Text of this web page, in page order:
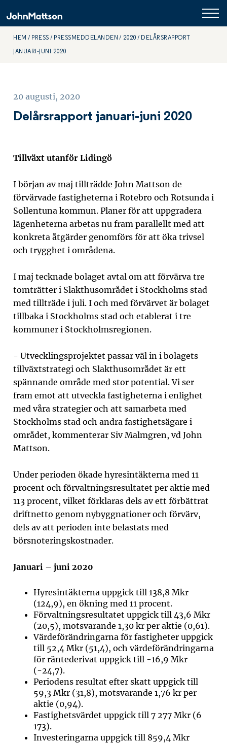
HEM PRESS PRESSMEDDELANDEN 2020 DELÅRSRAPPORT
JANUARI-JUNI 2020
20 augusti, 2020
Delårsrapport januari-juni 2020
Tillväxt utanför Lidingö
I början av maj tillträdde John Mattson de
förvärvade fastigheterna i Rotebro och Rotsunda i
Sollentuna kommun. Planer för att uppgradera
lägenheterna arbetas nu fram parallellt med att
konkreta åtgärder genomförs för att öka trivsel
och trygghet i områdena.
I maj tecknade bolaget avtal om att förvärva tre
tomträtter i Slakthusområdet i Stockholms stad
med tillträde i juli. I och med förvärvet är bolaget
tillbaka i Stockholms stad och etablerat i tre
kommuner i Stockholmsregionen.
- Utvecklingsprojektet passar väl in i bolagets
tillväxtstrategi och Slakthusområdet är ett
spännande område med stor potential. Vi ser
fram emot att utveckla fastigheterna i enlighet
med våra strategier och att samarbeta med
Stockholms stad och andra fastighetsägare i
området, kommenterar Siv Malmgren, vd John
Mattson.
Under perioden ökade hyresintäkterna med 11
procent och förvaltningsresultatet per aktie med
113 procent, vilket förklaras dels av ett förbättrat
driftnetto genom nybyggnationer och förvärv,
dels av att perioden inte belastats med
börsnoteringskostnader.
Januari – juni 2020
Hyresintäkterna uppgick till 138,8 Mkr
(124,9), en ökning med 11 procent.
Förvaltningsresultatet uppgick till 43,6 Mkr
(20,5), motsvarande 1,30 kr per aktie (0,61).
Värdeförändringarna för fastigheter uppgick
till 52,4 Mkr (51,4), och värdeförändringarna
för räntederivat uppgick till -16,9 Mkr
(-24,7).
Periodens resultat efter skatt uppgick till
59,3 Mkr (31,8), motsvarande 1,76 kr per
aktie (0,94).
Fastighetsvärdet uppgick till 7 277 Mkr (6
173).
Investeringarna uppgick till 859,4 Mkr